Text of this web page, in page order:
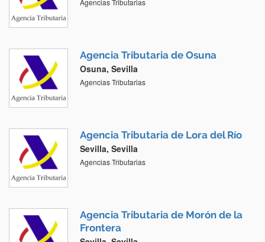
Agencias Tributarias
Agencia Tributaria de Osuna
Osuna, Sevilla
Agencias Tributarias
Agencia Tributaria de Lora del Río
Sevilla, Sevilla
Agencias Tributarias
Agencia Tributaria de Morón de la
Frontera